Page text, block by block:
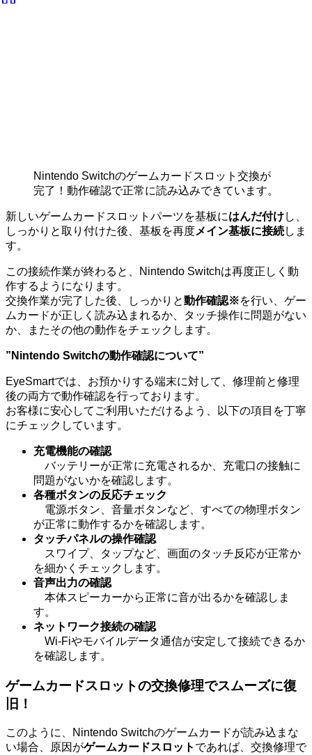
Nintendo Switchのゲームカードスロット交換が
完了！動作確認で正常に読み込みできています。
新しいゲームカードスロットパーツを基板にはんだ付けし、
しっかりと取り付けた後、基板を再度メイン基板に接続しま
す。
この接続作業が終わると、Nintendo Switchは再度正しく動
作するようになります。
交換作業が完了した後、しっかりと動作確認※を行い、ゲー
ムカードが正しく読み込まれるか、タッチ操作に問題がない
か、またその他の動作をチェックします。
”Nintendo Switchの動作確認について”
EyeSmartでは、お預かりする端末に対して、修理前と修理
後の両方で動作確認を行っております。
お客様に安心してご利用いただけるよう、以下の項目を丁寧
にチェックしています。
充電機能の確認
バッテリーが正常に充電されるか、充電口の接触に
問題がないかを確認します。
各種ボタンの反応チェック
電源ボタン、音量ボタンなど、すべての物理ボタン
が正常に動作するかを確認します。
タッチパネルの操作確認
スワイプ、タップなど、画面のタッチ反応が正常か
を細かくチェックします。
音声出力の確認
本体スピーカーから正常に音が出るかを確認しま
す。
ネットワーク接続の確認
Wi-Fiやモバイルデータ通信が安定して接続できるか
を確認します。
ゲームカードスロットの交換修理でスムーズに復
旧！
このように、Nintendo Switchのゲームカードが読み込まな
い場合、原因がゲームカードスロット であれば、交換修理で